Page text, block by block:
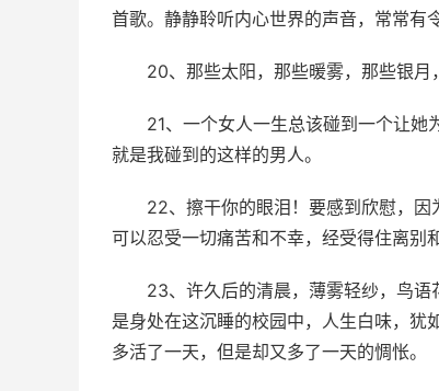
首歌。静静聆听内心世界的声音，常常有
20、那些太阳，那些暖雾，那些银月
21、一个女人一生总该碰到一个让
就是我碰到的这样的男人。
22、擦干你的眼泪！要感到欣慰，
可以忍受一切痛苦和不幸，经受得住离别
23、许久后的清晨，薄雾轻纱，鸟
是身处在这沉睡的校园中，人生白味，犹
多活了一天，但是却又多了一天的惆怅。